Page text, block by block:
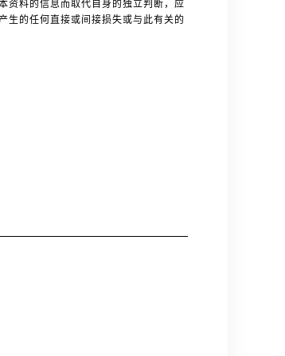
资料的信息而取代自身的独立判断，应
生的任何直接或间接损失或与此有关的